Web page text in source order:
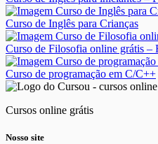
Curso de Inglês para Crianças
Curso de Filosofia online grátis –
Curso de programação em C/C++
Cursos online grátis
Nosso site